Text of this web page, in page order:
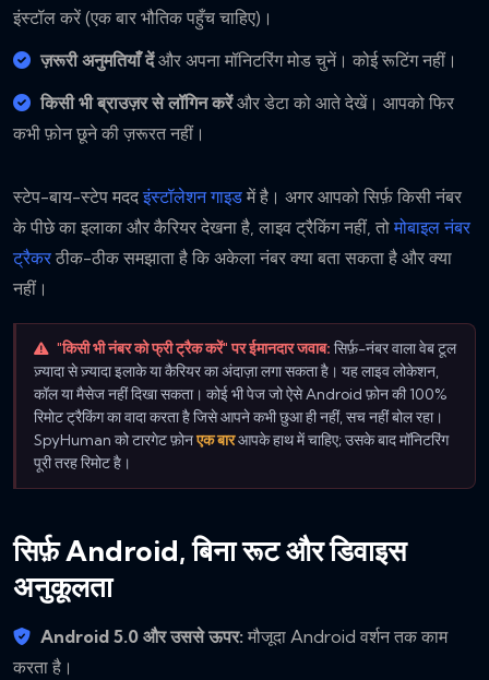
इंस्टॉल करें (एक बार भौतिक पहुँच चाहिए)।
ज़रूरी अनुमतियाँ देंऔर अपना मॉनिटरिंग मोड चुनें। कोई रूटिंग नहीं।
किसी भी ब्राउज़र से लॉगिन करेंऔर डेटा को आते देखें। आपको फिर
कभी फ़ोन छूने की ज़रूरत नहीं।
स्टेप-बाय-स्टेप मददइंस्टॉलेशन गाइड में है। अगर आपको सिर्फ़ किसी नंबर
के पीछे का इलाका और कैरियर देखना है, लाइव ट्रैकिंग नहीं, तोमोबाइल नंबर
ट्रैकर ठीक-ठीक समझाता है कि अकेला नंबर क्या बता सकता है और क्या
नहीं।
"किसी भी नंबर को फ्री ट्रैक करें" पर ईमानदार जवाब: सिर्फ़-नंबर वाला वेब टूल
ज़्यादा से ज़्यादा इलाके या कैरियर का अंदाज़ा लगा सकता है। यह लाइव लोकेशन,
कॉल या मैसेज नहीं दिखा सकता। कोई भी पेज जो ऐसे Android फ़ोन की 100%
रिमोट ट्रैकिंग का वादा करता है जिसे आपने कभी छुआ ही नहीं, सच नहीं बोल रहा।
SpyHuman को टारगेट फ़ोनएक बारआपके हाथ में चाहिए; उसके बाद मॉनिटरिंग
पूरी तरह रिमोट है।
सिर्फ़ Android, बिना रूट और डिवाइस
अनुकूलता
Android 5.0 और उससे ऊपर: मौजूदा Android वर्शन तक काम
करता है।